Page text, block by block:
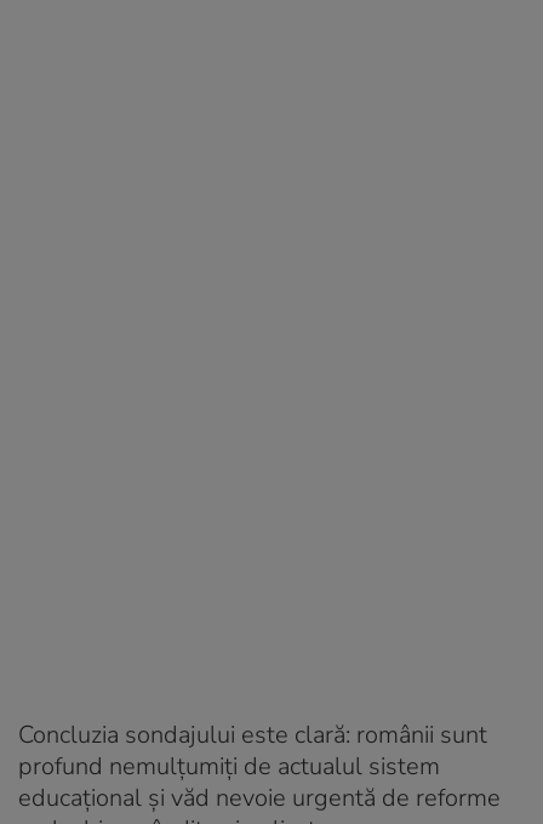
Concluzia sondajului este clară: românii sunt
profund nemulțumiți de actualul sistem
educațional și văd nevoie urgentă de reforme